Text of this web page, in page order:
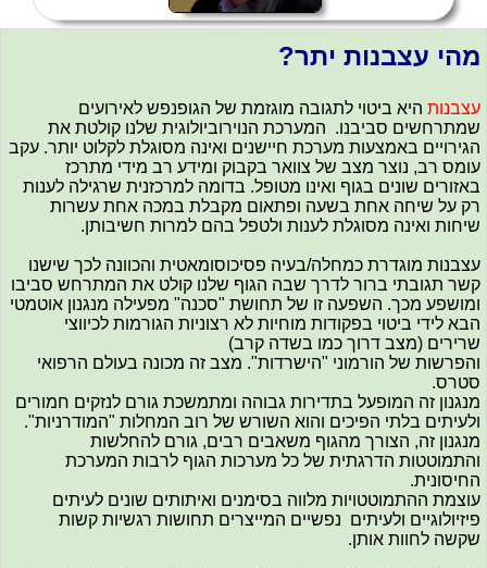
מהי עצבנות יתר?
עצבנות היא ביטוי לתגובה מוגזמת של הגופנפש לאירועים
שמתרחשים סביבנו. המערכת הנוירוביולוגית שלנו קולטת את
הגירויים באמצעות מערכת חיישנים ואינה מסוגלת לקלוט יותר. עקב
עומס רב, נוצר מצב של צוואר בקבוק ומידע רב מידי מתרכז
באזורים שונים בגוף ואינו מטופל. בדומה למרכזנית שרגילה לענות
רק על שיחה אחת בשעה ופתאום מקבלת במכה אחת עשרות
שיחות ואינה מסוגלת לענות ולטפל בהם למרות חשיבותן.
עצבנות מוגדרת כמחלה/בעיה פסיכוסומאטית והכוונה לכך שישנו
קשר תגובתי ברור לדרך שבה הגוף שלנו קולט את המתרחש סביבו
ומושפע מכך. השפעה זו של תחושת "סכנה" מפעילה מנגנון אוטמטי
הבא לידי ביטוי בפקודות מוחיות לא רצוניות הגורמות לכיווצי
שרירים (מצב דרוך כמו בשדה קרב)
והפרשות של הורמוני "הישרדות". מצב זה מכונה בעולם הרפואי
סטרס.
מנגנון זה המופעל בתדירות גבוהה ומתמשכת גורם לנזקים חמורים
ולעיתים בלתי הפיכים והוא השורש של רוב המחלות "המודרניות".
מנגנון זה, הצורך מהגוף משאבים רבים, גורם להחלשות
והתמוטטות הדרגתית של כל מערכות הגוף לרבות המערכת
החיסונית.
עוצמת ההתמוטטויות מלווה בסימנים ואיתותים שונים לעיתים
פיזיולוגיים ולעיתים נפשיים המייצרים תחושות רגשיות קשות
שקשה לחוות אותן.